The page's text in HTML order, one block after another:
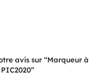
avis sur “Marqueur à